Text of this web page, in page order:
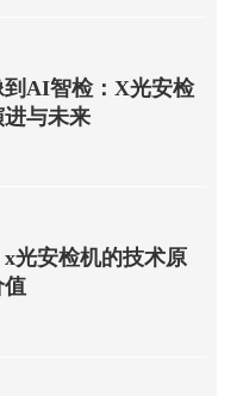
到AI智检：X光安检
与未来
光安检机的技术原
值